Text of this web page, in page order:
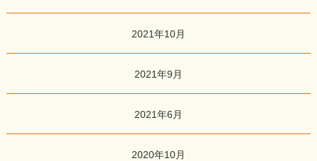
2021年10月
2021年9月
2021年6月
2020年10月